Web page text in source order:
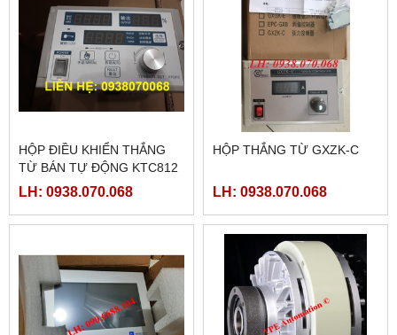
HỘP ĐIỀU KHIỂN THẮNG
TỪ BÁN TỰ ĐỘNG KTC812
LH: 0938.070.068
HỘP THẮNG TỪ GXZK-C
LH: 0938.070.068